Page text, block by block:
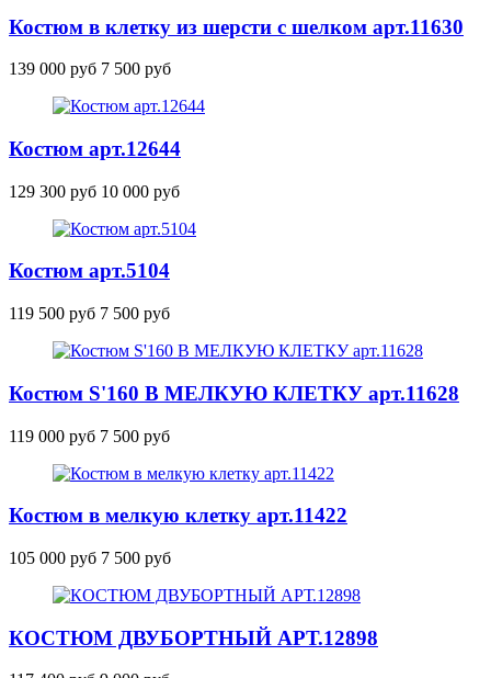
Костюм в клетку из шерсти с шелком арт.11630
139 000 руб 7 500 руб
Костюм арт.12644
129 300 руб 10 000 руб
Костюм арт.5104
119 500 руб 7 500 руб
Костюм S'160 В МЕЛКУЮ КЛЕТКУ арт.11628
119 000 руб 7 500 руб
Костюм в мелкую клетку арт.11422
105 000 руб 7 500 руб
КОСТЮМ ДВУБОРТНЫЙ АРТ.12898